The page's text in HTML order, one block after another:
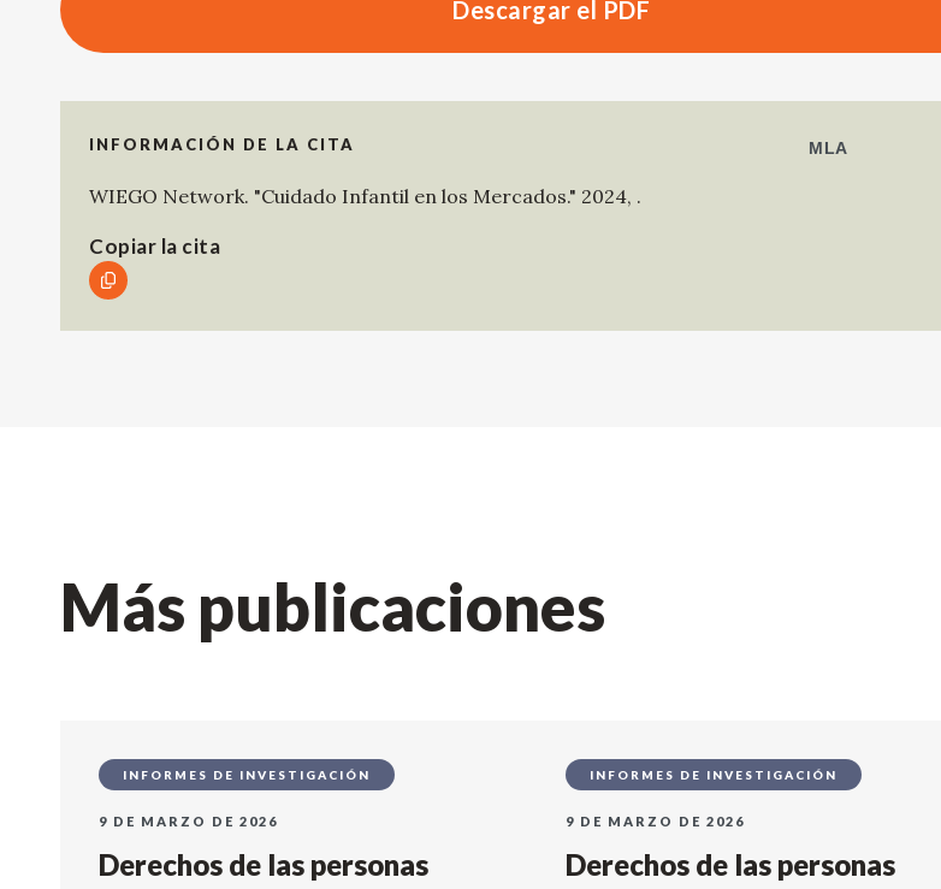
Descargar el PDF
INFORMACIÓN DE LA CITA
WIEGO Network. "Cuidado Infantil en los Mercados." 2024, .
Copiar la cita
Más publicaciones
INFORMES DE INVESTIGACIÓN
9 DE MARZO DE 2026
Derechos de las personas
INFORMES DE INVESTIGACIÓN
9 DE MARZO DE 2026
Derechos de las personas